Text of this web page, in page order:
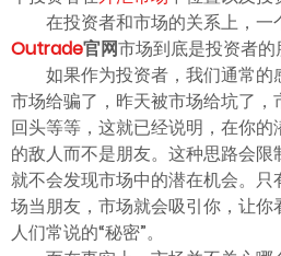
Tiếng việt
ไทย
在投资者和市场的关系上，一
Outrade官网市场到底是投资者的
如果作为投资者，我们通常
市场给骗了，昨天被市场给坑了
回头等等，这就已经说明，在你
的敌人而不是朋友。这种思路会
就不会发现市场中的潜在机会。
场当朋友，市场就会吸引你，让
人们常说的“秘密”。